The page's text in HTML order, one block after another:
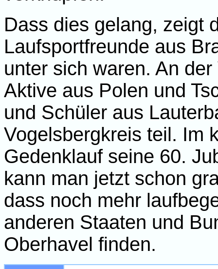
Dass dies gelang, zeigt
Laufsportfreunde aus
unter sich waren. An
Aktive aus Polen und
und Schüler aus
Vogelsbergkreis teil. Im
Gedenklauf seine 60.
kann man jetzt schon
dass noch mehr
anderen Staaten und
Oberhavel finden.